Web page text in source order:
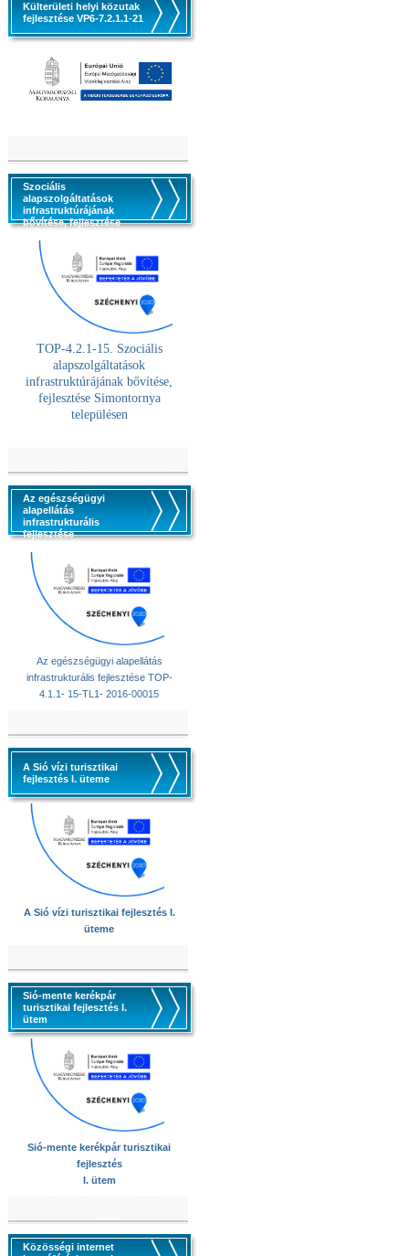
Külterületi helyi közutak
fejlesztése VP6-7.2.1.1-21
Szociális
alapszolgáltatások
infrastruktúrájának
bővítése, fejlesztése
TOP-4.2.1-15. Szociális
alapszolgáltatások
infrastruktúrájának bővítése,
fejlesztése Simontornya
településen
Az egészségügyi
alapellátás
infrastrukturális
fejlesztése
Az egészségügyi alapellátás
infrastrukturális fejlesztése TOP-
4.1.1- 15-TL1- 2016-00015
A Sió vízi turisztikai
fejlesztés I. üteme
A Sió vízi turisztikai fejlesztés I.
üteme
Sió-mente kerékpár
turisztikai fejlesztés I.
ütem
Sió-mente kerékpár turisztikai
fejlesztés
I. ütem
Közösségi internet